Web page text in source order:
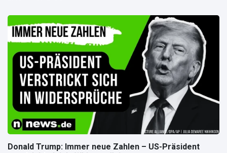
Donald Trump: Immer neue Zahlen – US-Präsident